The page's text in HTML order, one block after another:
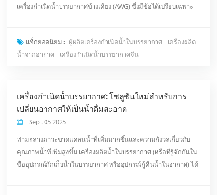
เครื่องกำเนิดน้ำบรรยากาศข้างเคียง (AWG) ซึ่งมีข้อได้เปรียบเฉพาะ
ธุรกิจ ทหารและตำรวจ และการบรรเทาภัยพิบัติ บทความนี้จะอธิบาย
หลักการทำงาน สถานการณ์การใช้งาน ...
แท็กยอดนิยม : ผู้ผลิตเครื่องกำเนิดน้ำในบรรยากาศ
เครื่องผลิต
น้ำจากอากาศ
เครื่องกำเนิดน้ำบรรยากาศจีน
เครื่องกำเนิดน้ำบรรยากาศ: โซลูชันใหม่สำหรับการ
เปลี่ยนอากาศให้เป็นน้ำดื่มสะอาด
Sep , 05 2025
ท่ามกลางภาวะขาดแคลนน้ำที่เพิ่มมากขึ้นและความกังวลเกี่ยวกับ
คุณภาพน้ำที่เพิ่มสูงขึ้น เครื่องผลิตน้ำในบรรยากาศ (หรือที่รู้จักกันใน
ชื่ออุปกรณ์กักเก็บน้ำในบรรยากาศ หรืออุปกรณ์กู้คืนน้ำในอากาศ) ได้